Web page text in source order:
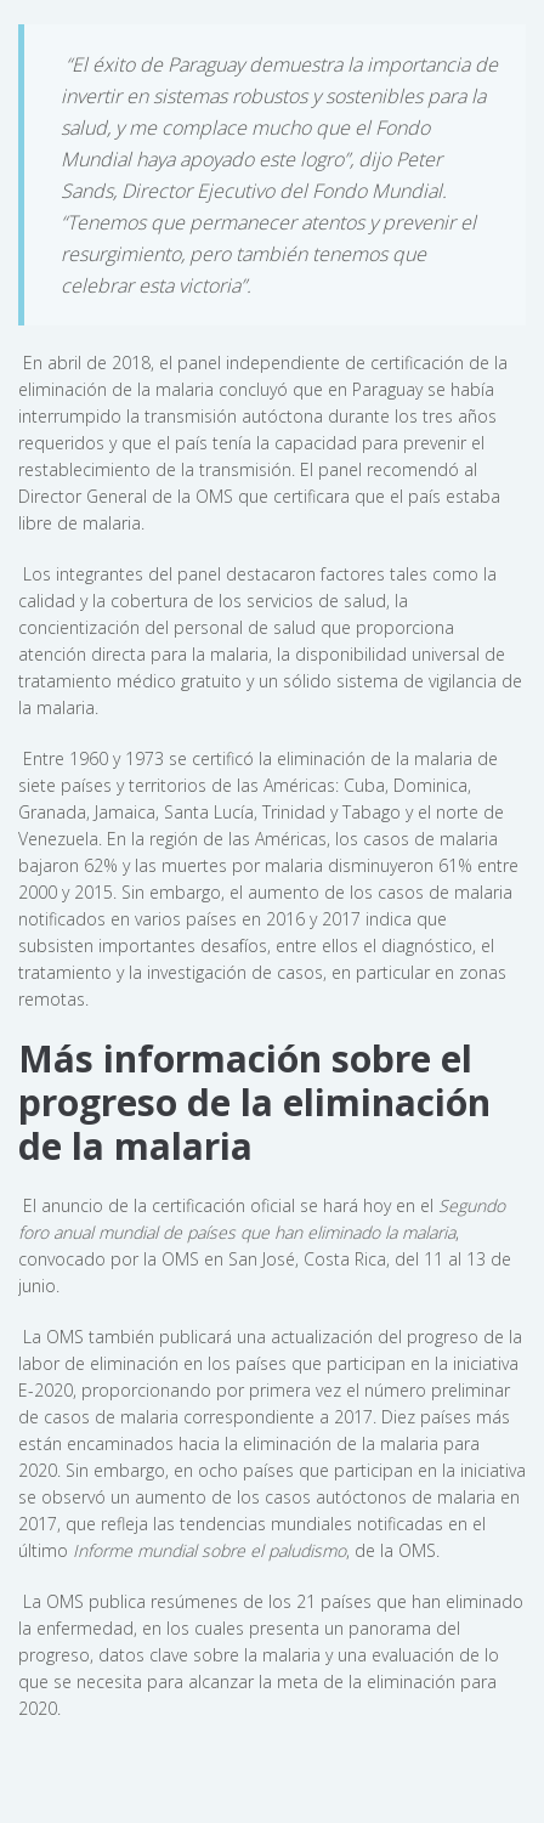
“El éxito de Paraguay demuestra la importancia de
invertir en sistemas robustos y sostenibles para la
salud, y me complace mucho que el Fondo
Mundial haya apoyado este logro”, dijo Peter
Sands, Director Ejecutivo del Fondo Mundial.
“Tenemos que permanecer atentos y prevenir el
resurgimiento, pero también tenemos que
celebrar esta victoria”.
En abril de 2018, el panel independiente de certificación de la
eliminación de la malaria concluyó que en Paraguay se había
interrumpido la transmisión autóctona durante los tres años
requeridos y que el país tenía la capacidad para prevenir el
restablecimiento de la transmisión. El panel recomendó al
Director General de la OMS que certificara que el país estaba
libre de malaria.
Los integrantes del panel destacaron factores tales como la
calidad y la cobertura de los servicios de salud, la
concientización del personal de salud que proporciona
atención directa para la malaria, la disponibilidad universal de
tratamiento médico gratuito y un sólido sistema de vigilancia de
la malaria.
Entre 1960 y 1973 se certificó la eliminación de la malaria de
siete países y territorios de las Américas: Cuba, Dominica,
Granada, Jamaica, Santa Lucía, Trinidad y Tabago y el norte de
Venezuela. En la región de las Américas, los casos de malaria
bajaron 62% y las muertes por malaria disminuyeron 61% entre
2000 y 2015. Sin embargo, el aumento de los casos de malaria
notificados en varios países en 2016 y 2017 indica que
subsisten importantes desafíos, entre ellos el diagnóstico, el
tratamiento y la investigación de casos, en particular en zonas
remotas.
Más información sobre el
progreso de la eliminación
de la malaria
El anuncio de la certificación oficial se hará hoy en el Segundo
foro anual mundial de países que han eliminado la malaria,
convocado por la OMS en San José, Costa Rica, del 11 al 13 de
junio.
La OMS también publicará una actualización del progreso de la
labor de eliminación en los países que participan en la iniciativa
E-2020, proporcionando por primera vez el número preliminar
de casos de malaria correspondiente a 2017. Diez países más
están encaminados hacia la eliminación de la malaria para
2020. Sin embargo, en ocho países que participan en la iniciativa
se observó un aumento de los casos autóctonos de malaria en
2017, que refleja las tendencias mundiales notificadas en el
último Informe mundial sobre el paludismo, de la OMS.
La OMS publica resúmenes de los 21 países que han eliminado
la enfermedad, en los cuales presenta un panorama del
progreso, datos clave sobre la malaria y una evaluación de lo
que se necesita para alcanzar la meta de la eliminación para
2020.